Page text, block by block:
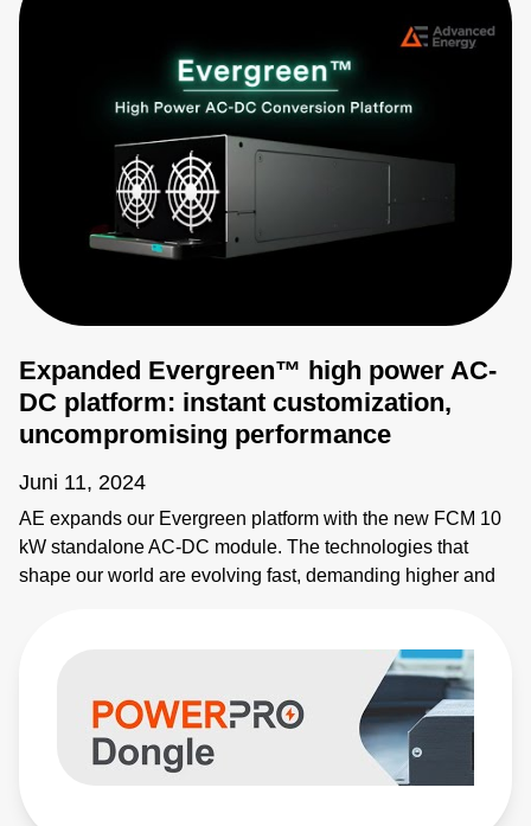
Expanded Evergreen™ high power AC-
DC platform: instant customization,
uncompromising performance
Juni 11, 2024
AE expands our Evergreen platform with the new FCM 10
kW standalone AC-DC module. The technologies that
shape our world are evolving fast, demanding higher and
enables quick configuration and power scaling, as well as:
- More power in less space with 38 W/in3 power density -
Less wasted power with up to 95% efficiency and 0.98
power factor correction - Intelligent, system-level
communication and control